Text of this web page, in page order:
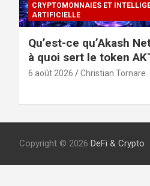
CRYPTOMONNAIES ET
ARTIFICIELLE
Qu’est-ce qu’Akash
à quoi sert le token
6 août 2026 Christian Tornare
Copyright © 2026 DeFi & Crypto